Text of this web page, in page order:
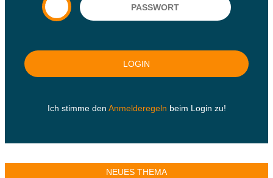
Ich stimme den Anmelderegeln beim Login zu!
NEUES THEMA